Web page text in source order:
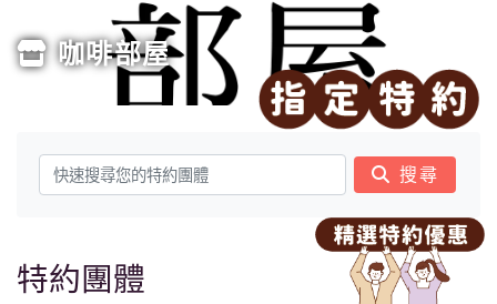
咖啡部屋
搜尋
特約團體